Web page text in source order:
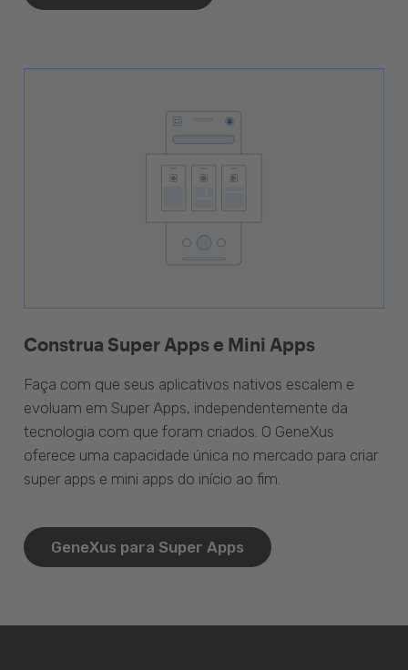
Construa Super Apps e Mini Apps
Faça com que seus aplicativos nativos escalem e
evoluam em Super Apps, independentemente da
tecnologia com que foram criados. O GeneXus
oferece uma capacidade única no mercado para criar
super apps e mini apps do início ao fim.
GeneXus para Super Apps